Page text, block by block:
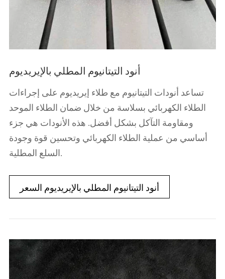
أنود التيتانيوم المطلي بالإيريديوم
تساعد أنودات التيتانيوم مع طلاء إيريديوم على إجراءات
الطلاء الكهربائي بسلاسة من خلال ضمان الطلاء الموحد
ومقاومة التآكل بشكل أفضل. هذه الأنودات هي جزء
أساسي من عملية الطلاء الكهربائي وتحسين قوة وجودة
السلع المطلية.
أنود التيتانيوم المطلي بالإيريديوم السعر